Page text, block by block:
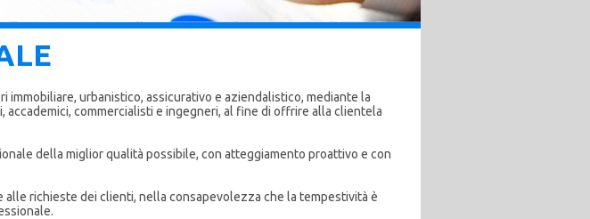
urbanistico, assicurativo e aziendalistico, mediante la
commercialisti e ingegneri, al fine di offrire alla clientela
della miglior qualità possibile, con atteggiamento proattivo e con
richieste dei clienti, nella consapevolezza che la tempestività è